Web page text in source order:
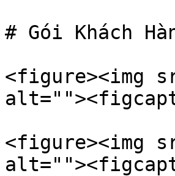
# Gói Khách
<figure><img
<figure><img